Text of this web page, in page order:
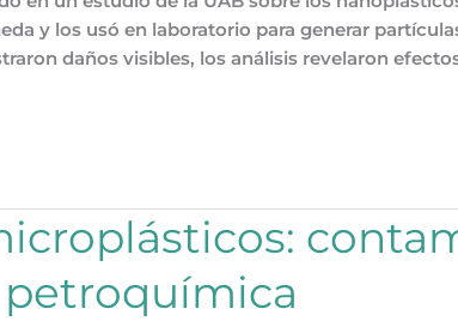
y los usó en laboratorio para generar
daños visibles, los análisis revelaron